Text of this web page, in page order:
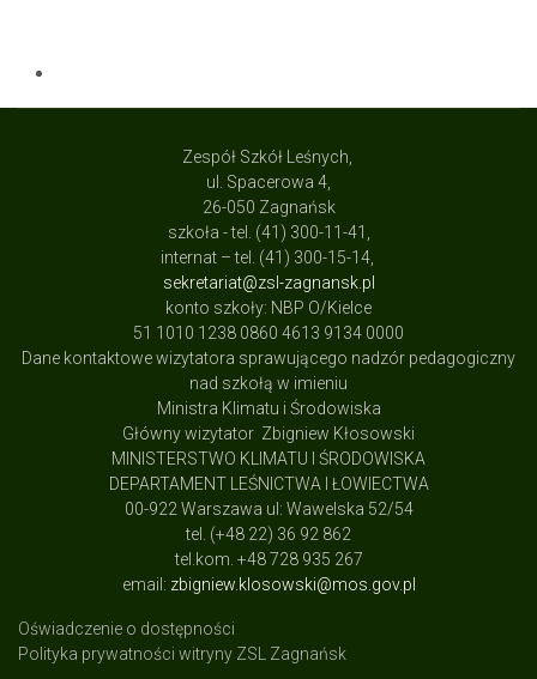
Zespół Szkół Leśnych,
ul. Spacerowa 4,
26-050 Zagnańsk
szkoła - tel. (41) 300-11-41,
internat – tel. (41) 300-15-14,
sekretariat@zsl-zagnansk.pl
konto szkoły: NBP O/Kielce
51 1010 1238 0860 4613 9134 0000
Dane kontaktowe wizytatora sprawującego nadzór pedagogiczny
nad szkołą w imieniu
Ministra Klimatu i Środowiska
Główny wizytator Zbigniew Kłosowski
MINISTERSTWO KLIMATU I ŚRODOWISKA
DEPARTAMENT LEŚNICTWA I ŁOWIECTWA
00-922 Warszawa ul: Wawelska 52/54
tel. (+48 22) 36 92 862
tel.kom. +48 728 935 267
email: zbigniew.klosowski@mos.gov.pl
Oświadczenie o dostępności
Polityka prywatności witryny ZSL Zagnańsk